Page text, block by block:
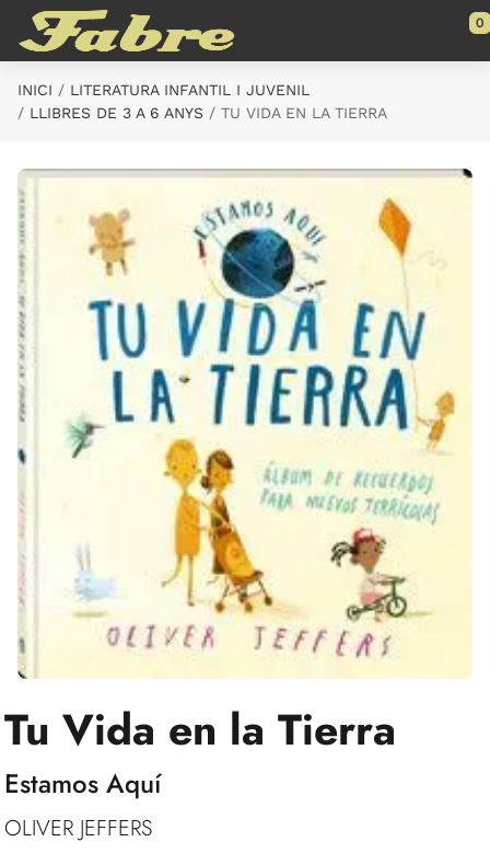
Saltar al contenido principal
0
INICI
LITERATURA INFANTIL I JUVENIL
LLIBRES DE 3 A 6 ANYS
TU VIDA EN LA TIERRA
Tu Vida en la Tierra
Estamos Aquí
OLIVER JEFFERS